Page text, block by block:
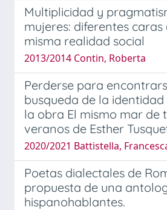
Multiplicidad y
mujeres: diferentes caras
misma realidad social
2013/2014 Contin, Roberta
Perderse para
busqueda de la
la obra El mismo mar de
veranos de Esther
2020/2021 Battistella,
Poetas dialectales de
propuesta de una
hispanohablantes.